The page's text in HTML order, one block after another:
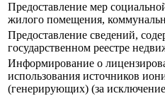
Предоставление мер
жилого помещения,
Предоставление сведений,
государственном реестре
Информирование о
использования источников
(генерирующих) (за